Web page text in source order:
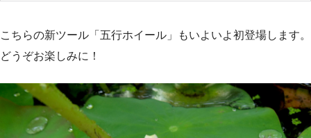
こちらの新ツール「五行ホイール」もいよいよ初登場します。
どうぞお楽しみに！